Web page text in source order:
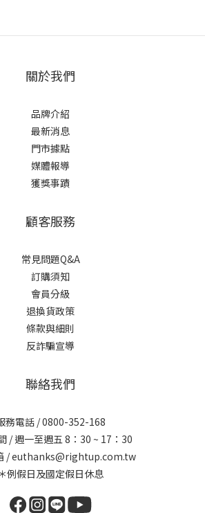
關於我們
品牌介紹
最新消息
門市據點
媒體報導
獲獎事蹟
顧客服務
常見問題Q&A
訂購須知
會員分級
退換貨政策
條款與細則
反詐騙宣導
聯絡我們
務電話 / 0800-352-168
/ 週一至週五 8：30 ~ 17：30
/ euthanks@rightup.com.tw
例假日及國定假日休息